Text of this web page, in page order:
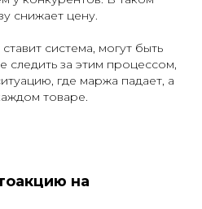
снижает цену.
система, могут быть
следить за этим процессом,
где маржа падает, а
товаре.
на